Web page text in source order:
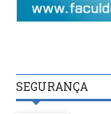
SEGURANÇA